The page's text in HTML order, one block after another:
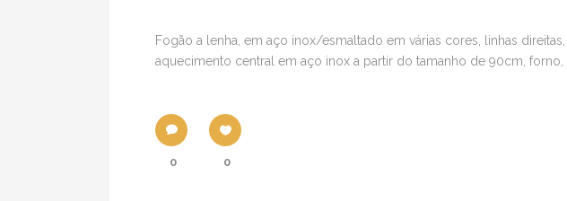
Fogão a lenha, em aço inox/esmaltado em várias cores, linhas
aquecimento central em aço inox a partir do tamanho de 90cm,
0 0